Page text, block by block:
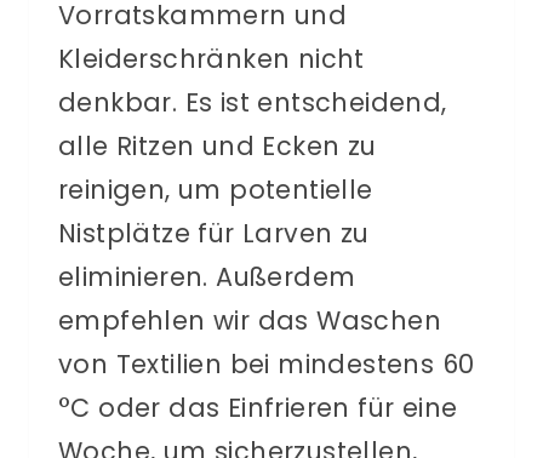
Vorratskammern und
Kleiderschränken nicht
denkbar. Es ist entscheidend,
alle Ritzen und Ecken zu
reinigen, um potentielle
Nistplätze für Larven zu
eliminieren. Außerdem
empfehlen wir das Waschen
von Textilien bei mindestens 60
°C oder das Einfrieren für eine
Woche, um sicherzustellen,